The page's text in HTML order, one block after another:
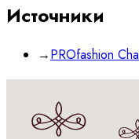
Источники
→PROfashion